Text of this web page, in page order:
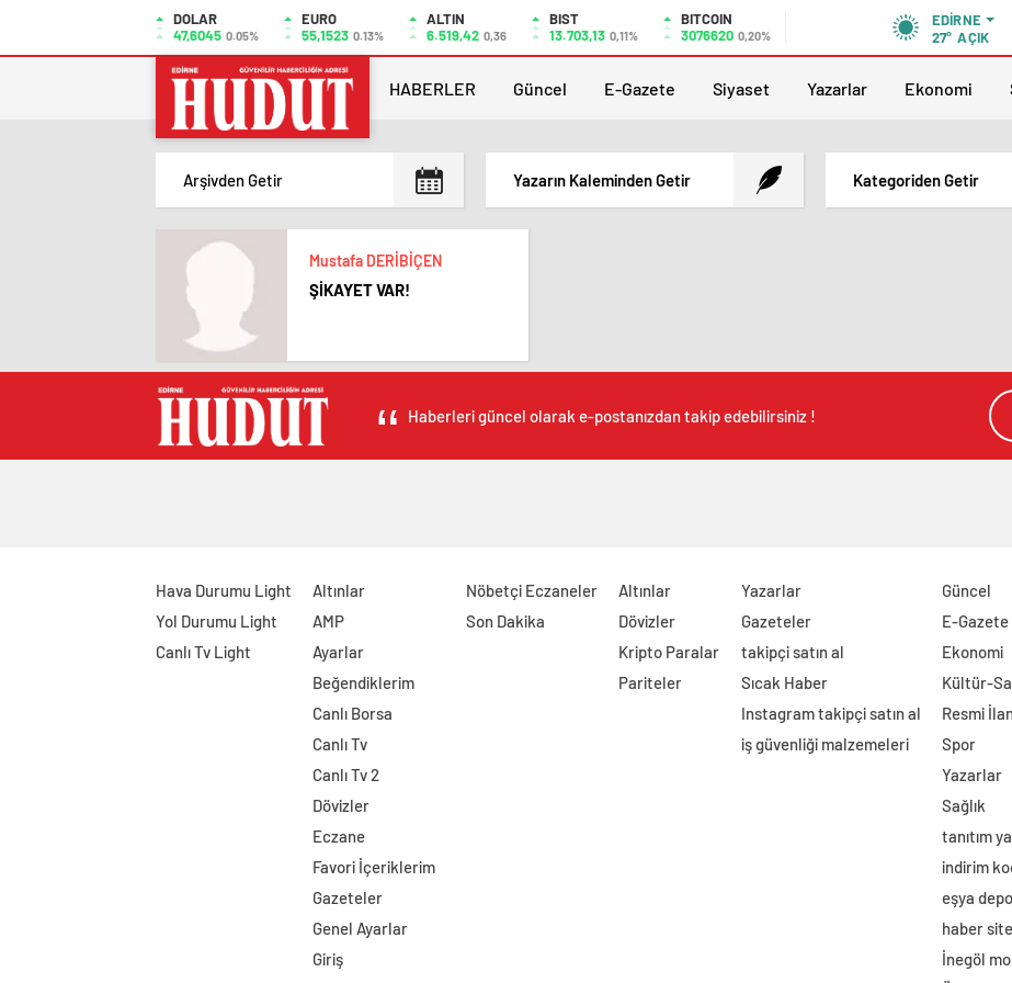
DOLAR
47,6045 0.05%
EURO
55,1523 0.13%
ALTIN
6.519,42 0,36
BIST
13.703,13 0,11%
BITCOIN
3076620 0,20%
EDIRNE
27° AÇIK
HABERLER Güncel E-Gazete Siyaset Yazarlar Ekonomi
Yazarın Kaleminden Getir Kategoriden Getir
Mustafa DERİBİÇEN
ŞİKAYET VAR!
Haberleri güncel olarak e-postanızdan takip edebilirsiniz !
Hava Durumu Light
Yol Durumu Light
Canlı Tv Light
Altınlar
AMP
Ayarlar
Beğendiklerim
Canlı Borsa
Canlı Tv
Canlı Tv 2
Dövizler
Eczane
Favori İçeriklerim
Gazeteler
Genel Ayarlar
Giriş
Nöbetçi Eczaneler
Son Dakika
Altınlar
Dövizler
Kripto Paralar
Pariteler
Yazarlar
Gazeteler
takipçi satın al
Sıcak Haber
Instagram takipçi satın al
iş güvenliği malzemeleri
Güncel
E-Gazete
Ekonomi
Kültür-
Resmi
Spor
Yazarlar
Sağlık
tanıtım
indirim
eşya
haber
İnegöl